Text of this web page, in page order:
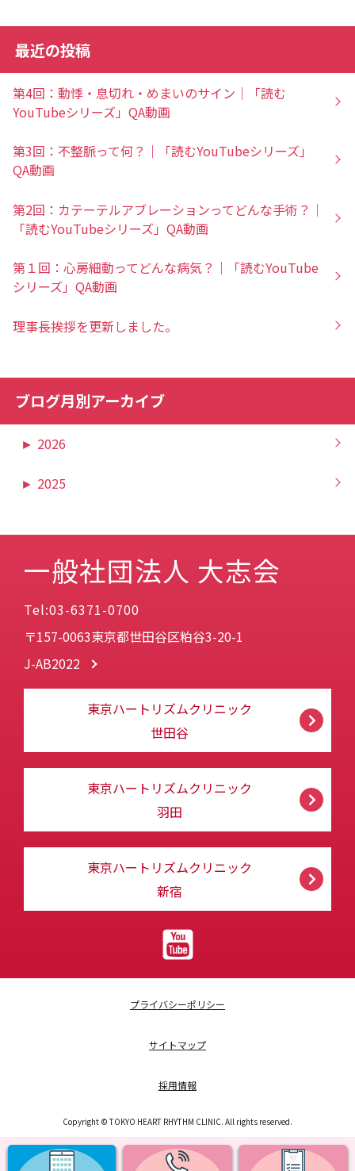
最近の投稿
第4回：動悸・息切れ・めまいのサイン｜「読む
YouTubeシリーズ」QA動画
第3回：不整脈って何？｜「読むYouTubeシリーズ」
QA動画
第2回：カテーテルアブレーションってどんな手術？｜
「読むYouTubeシリーズ」QA動画
第１回：心房細動ってどんな病気？｜「読むYouTube
シリーズ」QA動画
理事長挨拶を更新しました。
ブログ月別アーカイブ
► 2026
► 2025
一般社団法人 大志会
Tel:03-6371-0700
〒157-0063東京都世田谷区粕谷3-20-1
J-AB2022
東京ハートリズムクリニック
世田谷
東京ハートリズムクリニック
羽田
東京ハートリズムクリニック
新宿
プライバシーポリシー
サイトマップ
採用情報
Copyright © TOKYO HEART RHYTHM CLINIC. All rights reserved.